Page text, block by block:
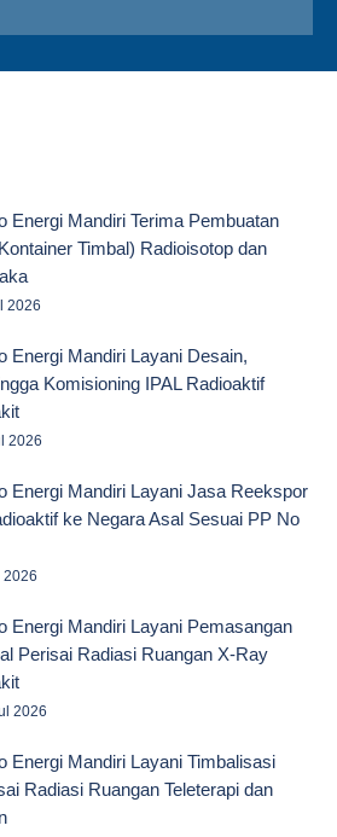
Energi Mandiri Terima Pembuatan
Timbal) Radioisotop dan
2026
Energi Mandiri Layani Desain,
Komisioning IPAL Radioaktif
2026
Energi Mandiri Layani Jasa Reekspor
ke Negara Asal Sesuai PP No
2026
Energi Mandiri Layani Pemasangan
Perisai Radiasi Ruangan X-Ray
2026
Energi Mandiri Layani Timbalisasi
Radiasi Ruangan Teleterapi dan